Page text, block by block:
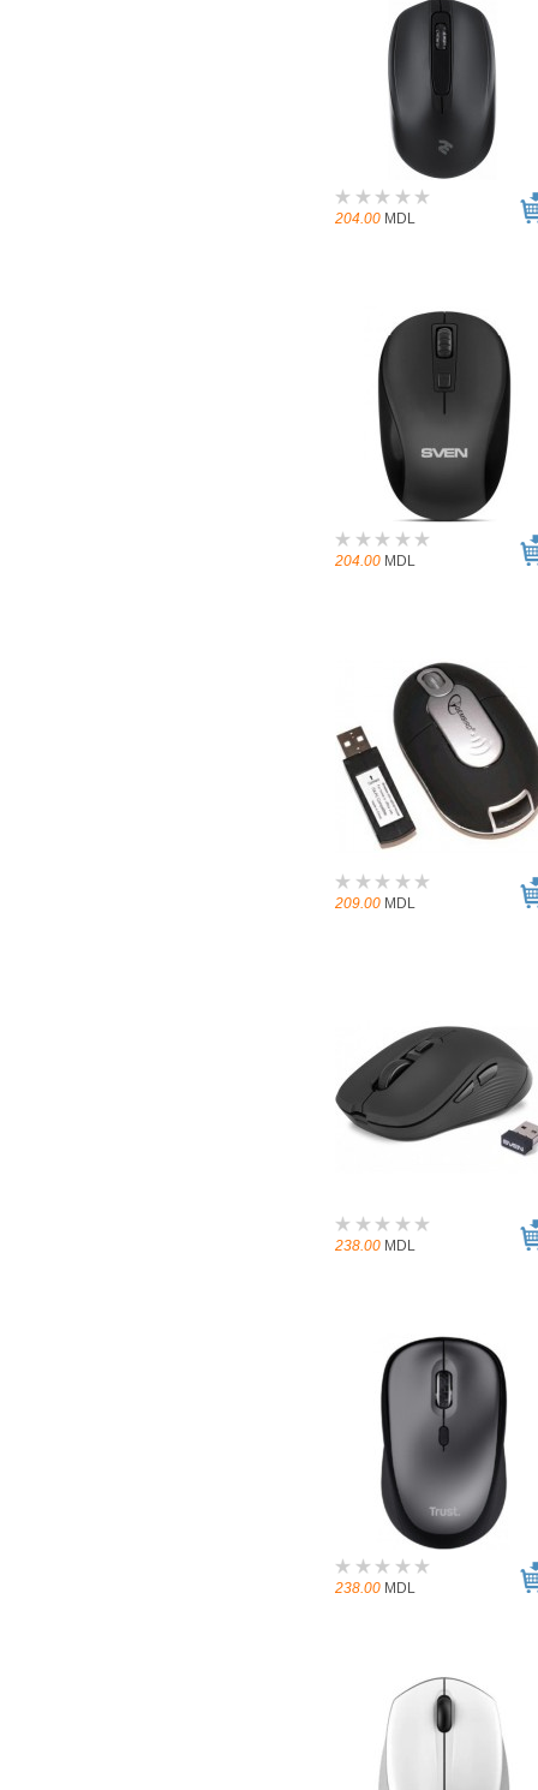
204.00 MDL
204.00 MDL
209.00 MDL
238.00 MDL
238.00 MDL